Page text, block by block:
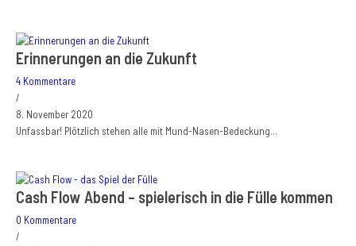
Erinnerungen an die Zukunft
4 Kommentare
/
8. November 2020
Unfassbar! Plötzlich stehen alle mit Mund-Nasen-Bedeckung…
Cash Flow Abend – spielerisch in die Fülle kommen
0 Kommentare
/